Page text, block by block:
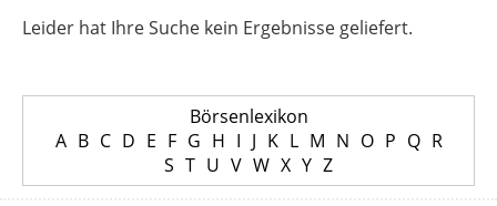
Leider hat Ihre Suche kein Ergebnisse geliefert.
Börsenlexikon
A B C D E F G H I J K L M N O P Q R
S T U V W X Y Z